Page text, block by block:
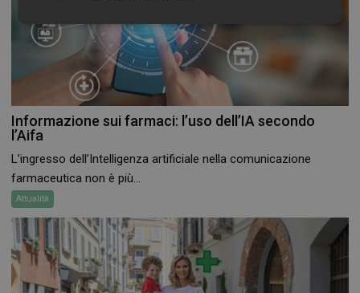
Informazione sui farmaci: l’uso dell’IA secondo
l’Aifa
L’ingresso dell’Intelligenza artificiale nella comunicazione
farmaceutica non è più...
Attualità
Necessari Marketing
classificati
I cookie necessari contribuiscono a rendere fruibile il
protette del sito. Il sito web non è in grado di
funzionare correttamente senza questi cookie.
NOME
FORNITORE
/
DOMINIO
SCADENZA